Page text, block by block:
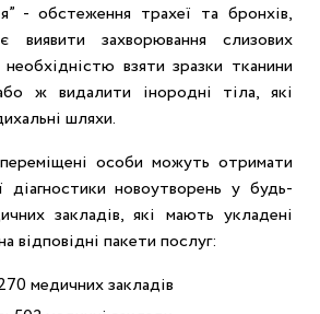
- обстеження трахеї та бронхів,
виявити захворювання слизових
взяти зразки тканини
ж видалити інородні тіла, які
шляхи.
особи можуть отримати
діагностики новоутворень у будь-
закладів, які мають укладені
відповідні пакети послуг:
медичних закладів